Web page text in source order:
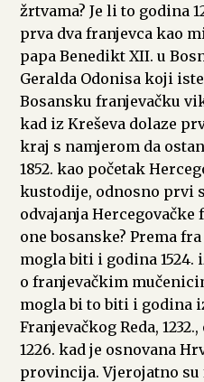
žrtvama? Je li to godina
prva dva franjevca kao
papa Benedikt XII. u
Geralda Odonisa koji
Bosansku franjevačku
kad iz Kreševa dolaze
kraj s namjerom da
1852. kao početak
kustodije, odnosno prvi
odvajanja
one bosanske? Prema
mogla biti i godina
o franjevačkim
mogla bi to biti i godina
Franjevačkog Reda,
1226. kad je osnovana
provincija. Vjerojatno